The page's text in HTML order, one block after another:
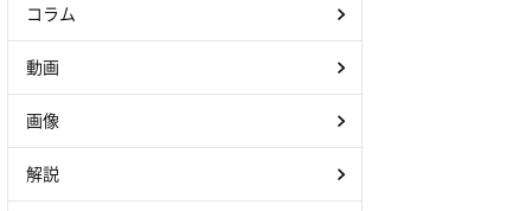
コラム
動画
画像
解説